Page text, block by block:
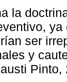
la
ser
y
Pinto,